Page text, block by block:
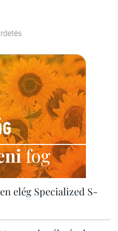
fog
elég Specialized S-